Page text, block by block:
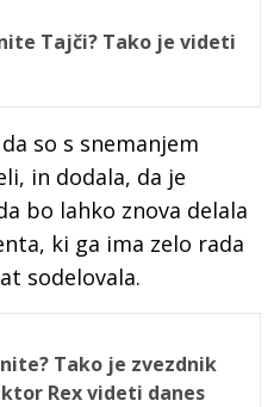
Tajči? Tako je videti
so s snemanjem
in dodala, da je
bo lahko znova delala
ki ga ima zelo rada
sodelovala.
Tako je zvezdnik
Rex videti danes